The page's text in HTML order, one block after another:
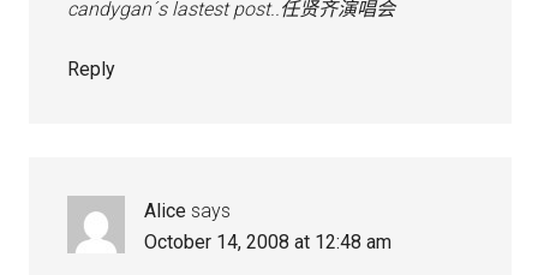
candygan´s lastest post..任贤齐演唱会
Reply
Alice says
October 14, 2008 at 12:48 am